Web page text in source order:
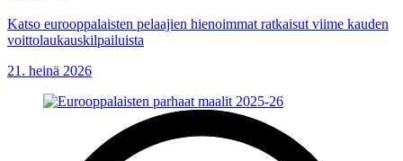
Katso eurooppalaisten pelaajien hienoimmat ratkaisut viime kauden
voittolaukauskilpailuista
21. heinä 2026